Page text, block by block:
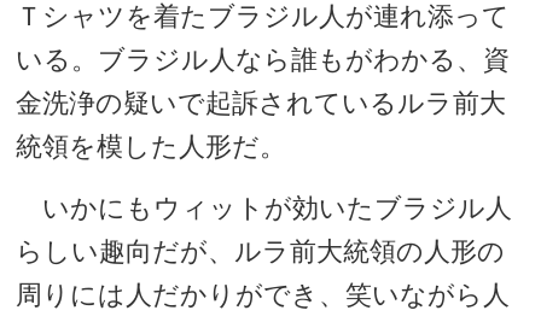
Ｔシャツを着たブラジル人が連れ添って
いる。ブラジル人なら誰もがわかる、資
金洗浄の疑いで起訴されているルラ前大
統領を模した人形だ。
いかにもウィットが効いたブラジル人
らしい趣向だが、ルラ前大統領の人形の
周りには人だかりができ、笑いながら人